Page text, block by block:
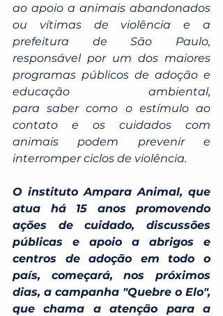
ao apoio a animais abandonados
ou vítimas de violência e a
prefeitura de São Paulo,
responsável por um dos maiores
programas públicos de adoção e
educação ambiental,
para saber como o estímulo ao
contato e os cuidados com
animais podem prevenir e
interromper ciclos de violência.
O instituto Ampara Animal, que
atua há 15 anos promovendo
ações de cuidado, discussões
públicas e apoio a abrigos e
centros de adoção em todo o
país, começará, nos próximos
dias, a campanha "Quebre o Elo",
que chama a atenção para a